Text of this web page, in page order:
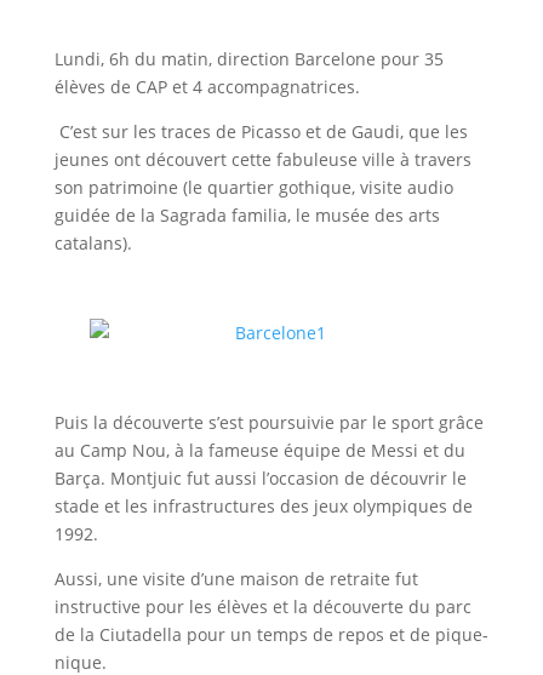
Lundi, 6h du matin, direction Barcelone pour 35
élèves de CAP et 4 accompagnatrices.
C’est sur les traces de Picasso et de Gaudi, que les
jeunes ont découvert cette fabuleuse ville à travers
son patrimoine (le quartier gothique, visite audio
guidée de la Sagrada familia, le musée des arts
catalans).
Puis la découverte s’est poursuivie par le sport grâce
au Camp Nou, à la fameuse équipe de Messi et du
Barça. Montjuic fut aussi l’occasion de découvrir le
stade et les infrastructures des jeux olympiques de
1992.
Aussi, une visite d’une maison de retraite fut
instructive pour les élèves et la découverte du parc
de la Ciutadella pour un temps de repos et de pique-
nique.